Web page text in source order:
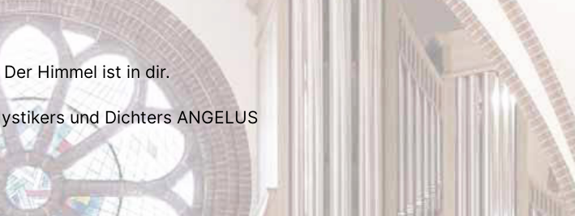
Himmel ist in dir.
und Dichters ANGELUS